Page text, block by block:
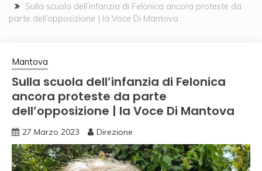
Sulla scuola dell’infanzia di Felonica ancora proteste da
parte dell’opposizione | la Voce Di Mantova
Mantova
Sulla scuola dell’infanzia di Felonica
ancora proteste da parte
dell’opposizione | la Voce Di Mantova
27 Marzo 2023 Direzione